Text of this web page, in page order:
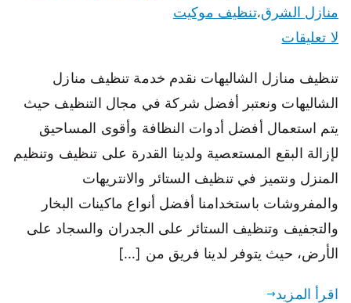
منازل الشرق،تنظيف موكيت
لا تعليقات
تنظيف منازل الشاليهات نقدم خدمة تنظيف منازل
الشاليهات ونعتبر أفضل شركة في مجال التنظيف حيث
يتم استعمال أفضل أدوات النظافة وأقوى المساحيق
لإزالة البقع المستعصية ولدينا القدرة على تنظيف وتنظيم
المنزل ونتميز في تنظيف الستائر والانتريهات
والمفروشات باستخدامنا أفضل أنواع ماكينات البخار
والتجفيف وتنظيف الستائر على الجدران والسجاد على
الأرض، حيث يتوفر لدينا فريق من […]
اقرأ المزيد